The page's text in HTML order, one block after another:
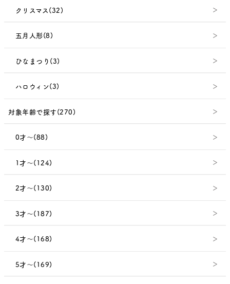
クリスマス(32)
五月人形(8)
ひなまつり(3)
ハロウィン(3)
対象年齢で探す(270)
0才～(88)
1才～(124)
2才～(130)
3才～(187)
4才～(168)
5才～(169)